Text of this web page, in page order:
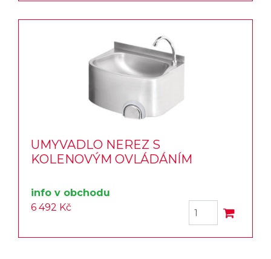
UMYVADLO NEREZ S
KOLENOVÝM OVLÁDÁNÍM
info v obchodu
6 492 Kč